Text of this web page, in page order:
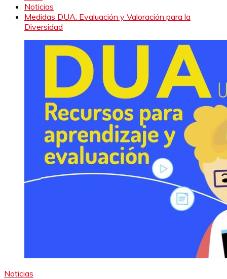
Noticias
Medidas DUA: Evaluación y Valoración para la
Diversidad
Noticias